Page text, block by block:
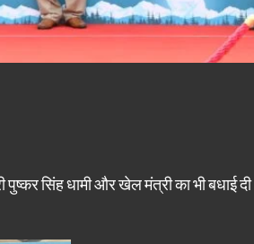
सिंह धामी और खेल मंत्री का भी बधाई